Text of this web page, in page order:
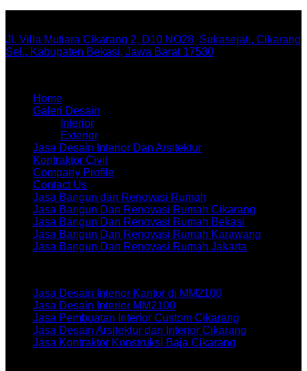
Jl. Villa Mutiara Cikarang 2, D10 NO28, Sukasejati, Cikarang
Sel., Kabupaten Bekasi, Jawa Barat 17530
Home
Galeri Desain
Interior
Exterior
Jasa Desain Interior Dan Arsitektur
Kontraktor Civil
Company Profile
Contact Us
Jasa Bangun dan Renovasi Rumah
Jasa Bangun Dan Renovasi Rumah Cikarang
Jasa Bangun Dan Renovasi Rumah Bekasi
Jasa Bangun Dan Renovasi Rumah Karawang
Jasa Bangun Dan Renovasi Rumah Jakarta
Jasa Desain Interior Kantor di MM2100
Jasa Desain Interior MM2100
Jasa Pembuatan Interior Custom Cikarang
Jasa Desain Arsitektur dan Interior Cikarang
Jasa Kontraktor Konstruksi Baja Cikarang